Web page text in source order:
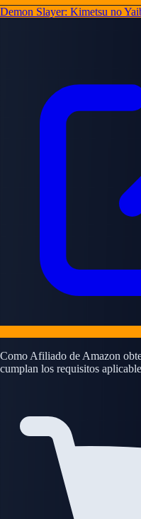
Demon Slayer: Kimetsu no
Como Afiliado de Amazon
cumplan los requisitos